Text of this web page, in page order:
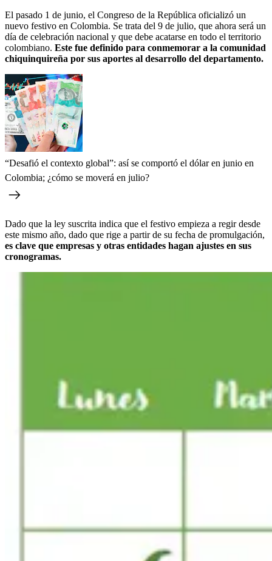
El pasado 1 de junio, el Congreso de la República oficializó un
nuevo festivo en Colombia. Se trata del 9 de julio, que ahora será un
día de celebración nacional y que debe acatarse en todo el territorio
colombiano. Este fue definido para conmemorar a la comunidad
chiquinquireña por sus aportes al desarrollo del departamento.
“Desafió el contexto global”: así se comportó el dólar en junio en
Colombia; ¿cómo se moverá en julio?
Dado que la ley suscrita indica que el festivo empieza a regir desde
este mismo año, dado que rige a partir de su fecha de promulgación,
es clave que empresas y otras entidades hagan ajustes en sus
cronogramas.